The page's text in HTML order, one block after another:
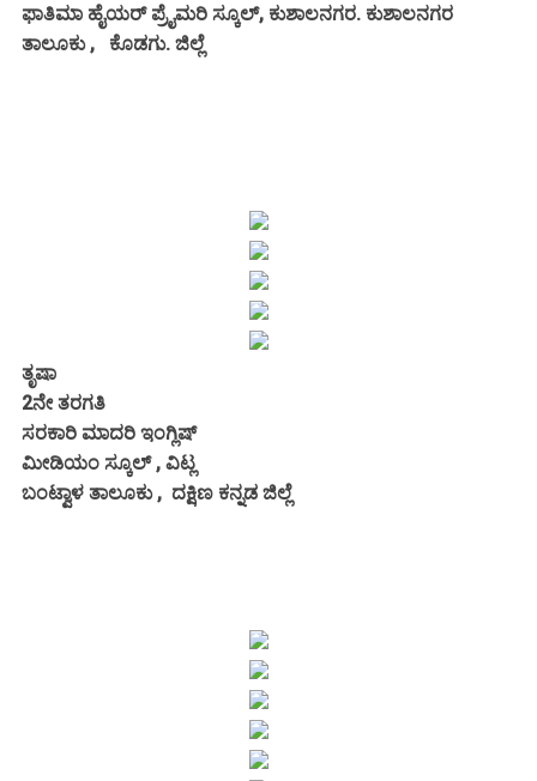
ಫಾತಿಮಾ ಹೈಯರ್ ಪ್ರೈಮರಿ ಸ್ಕೂಲ್, ಕುಶಾಲನಗರ. ಕುಶಾಲನಗರ
ತಾಲೂಕು , ಕೊಡಗು. ಜಿಲ್ಲೆ
ತೃಷಾ
2ನೇ ತರಗತಿ
ಸರಕಾರಿ ಮಾದರಿ ಇಂಗ್ಲಿಷ್
ಮೀಡಿಯಂ ಸ್ಕೂಲ್ , ವಿಟ್ಲ
ಬಂಟ್ವಾಳ ತಾಲೂಕು , ದಕ್ಷಿಣ ಕನ್ನಡ ಜಿಲ್ಲೆ